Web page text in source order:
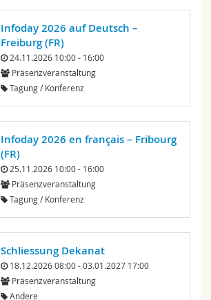
Infoday 2026 auf Deutsch –
Freiburg (FR)
24.11.2026 10:00 - 16:00
Präsenzveranstaltung
Tagung / Konferenz
Infoday 2026 en français – Fribourg
(FR)
25.11.2026 10:00 - 16:00
Präsenzveranstaltung
Tagung / Konferenz
Schliessung Dekanat
18.12.2026 08:00 - 03.01.2027 17:00
Präsenzveranstaltung
Andere